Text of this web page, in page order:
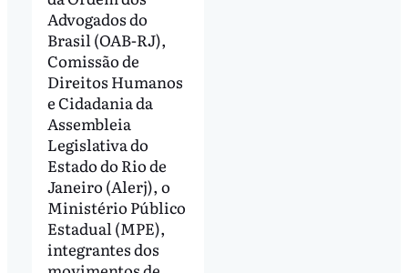
Advogados do
Brasil (OAB-RJ),
Comissão de
Direitos Humanos
e Cidadania da
Assembleia
Legislativa do
Estado do Rio de
Janeiro (Alerj), o
Ministério Público
Estadual (MPE),
integrantes dos